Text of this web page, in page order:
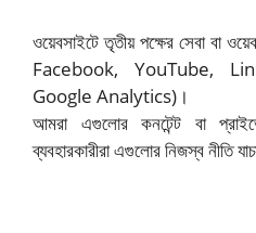
ওয়েবসাইটে তৃতীয় পক্ষের সেবা বা
Facebook, YouTube,
Google Analytics)।
আমরা এগুলোর কনটেন্ট বা
ব্যবহারকারীরা এগুলোর নিজস্ব নীতি